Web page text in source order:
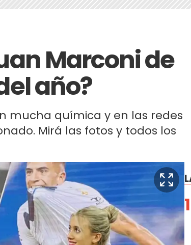
Marconi de
año?
mucha química y en las redes
Mirá las fotos y todos los
1